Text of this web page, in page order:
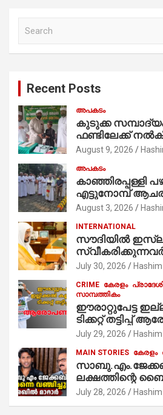
Recent Posts
അപകടം
കുടുക്ക
ഫണ്ടിലേക്ക്
വിദ്യാർത്ഥി
August 9, 2026
അപകടം
കാഞ്ഞിരപ്പള്ളി
എട്ടുനോമ്പ് ആചരണത്തിന്റെ
ഭാഗമായുള്ള
കുര്യൻ
നിർവഹിക്കുന്നു.
August 3, 2026
INTERNATIONAL
സൗദിയില്‍
മുസ്ലിം’
July 30, 2026
CRIME കേരളം
സാമ്പത്തികം
ഈരാറ്റുപേട്ട
ടിക്കറ്റ് തട്ടിപ്പ്
July 29, 2026
MAIN STORIES കേരളം
ലക്ഷത്തിന്റെ
തൃക്കാക്കരയില്‍
July 28, 2026